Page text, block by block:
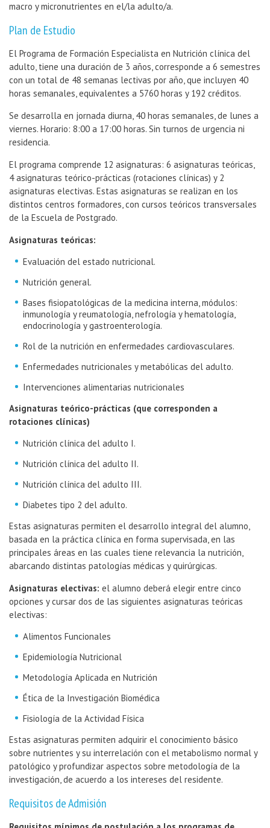
macro y micronutrientes en el/la adulto/a.
Plan de Estudio
El Programa de Formación Especialista en Nutrición clínica del
adulto, tiene una duración de 3 años, corresponde a 6 semestres
con un total de 48 semanas lectivas por año, que incluyen 40
horas semanales, equivalentes a 5760 horas y 192 créditos.
Se desarrolla en jornada diurna, 40 horas semanales, de lunes a
viernes. Horario: 8:00 a 17:00 horas. Sin turnos de urgencia ni
residencia.
El programa comprende 12 asignaturas: 6 asignaturas teóricas,
4 asignaturas teórico-prácticas (rotaciones clínicas) y 2
asignaturas electivas. Estas asignaturas se realizan en los
distintos centros formadores, con cursos teóricos transversales
de la Escuela de Postgrado.
Asignaturas teóricas:
Evaluación del estado nutricional.
Nutrición general.
Bases fisiopatológicas de la medicina interna, módulos:
inmunología y reumatología, nefrología y hematología,
endocrinología y gastroenterología.
Rol de la nutrición en enfermedades cardiovasculares.
Enfermedades nutricionales y metabólicas del adulto.
Intervenciones alimentarias nutricionales
Asignaturas teórico-prácticas (que corresponden a
rotaciones clínicas)
Nutrición clínica del adulto I.
Nutrición clínica del adulto II.
Nutrición clínica del adulto III.
Diabetes tipo 2 del adulto.
Estas asignaturas permiten el desarrollo integral del alumno,
basada en la práctica clínica en forma supervisada, en las
principales áreas en las cuales tiene relevancia la nutrición,
abarcando distintas patologías médicas y quirúrgicas.
Asignaturas electivas: el alumno deberá elegir entre cinco
opciones y cursar dos de las siguientes asignaturas teóricas
electivas:
Alimentos Funcionales
Epidemiología Nutricional
Metodología Aplicada en Nutrición
Ética de la Investigación Biomédica
Fisiología de la Actividad Física
Estas asignaturas permiten adquirir el conocimiento básico
sobre nutrientes y su interrelación con el metabolismo normal y
patológico y profundizar aspectos sobre metodología de la
investigación, de acuerdo a los intereses del residente.
Requisitos de Admisión